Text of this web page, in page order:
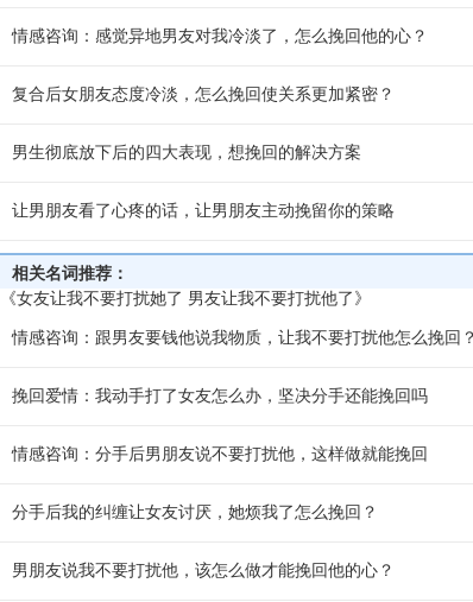
情感咨询：感觉异地男友对我冷淡了，怎么挽回他的心？
复合后女朋友态度冷淡，怎么挽回使关系更加紧密？
男生彻底放下后的四大表现，想挽回的解决方案
让男朋友看了心疼的话，让男朋友主动挽留你的策略
相关名词推荐：
《女友让我不要打扰她了 男友让我不要打扰他了》
情感咨询：跟男友要钱他说我物质，让我不要打扰他怎么挽回？
挽回爱情：我动手打了女友怎么办，坚决分手还能挽回吗
情感咨询：分手后男朋友说不要打扰他，这样做就能挽回
分手后我的纠缠让女友讨厌，她烦我了怎么挽回？
男朋友说我不要打扰他，该怎么做才能挽回他的心？